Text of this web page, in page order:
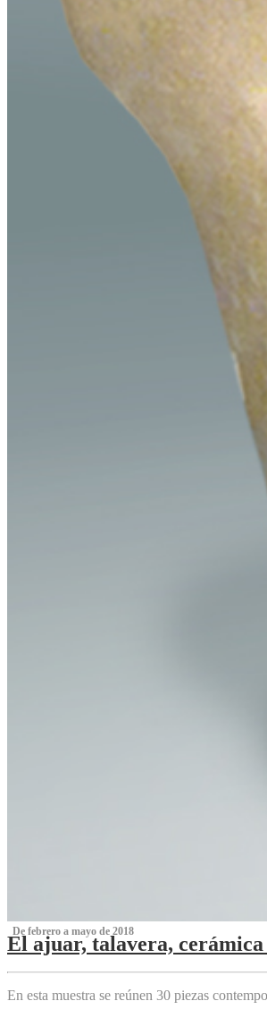
‌ De febrero a mayo de 2018
El ajuar, talavera,
‌
En esta muestra se reúnen 30 piezas